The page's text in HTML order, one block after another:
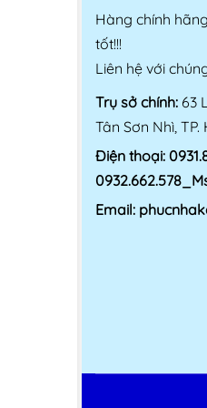
Hàng chính
tốt!!!
Liên hệ với
Trụ sở chính: 63
Tân Sơn Nhì, TP.
Điện thoại:
Email: